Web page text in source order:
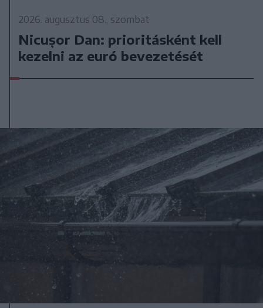
2026. augusztus 08., szombat
Nicușor Dan: prioritásként kell
kezelni az euró bevezetését